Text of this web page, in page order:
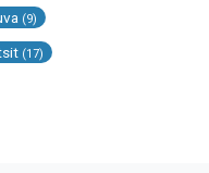
(9)
(17)